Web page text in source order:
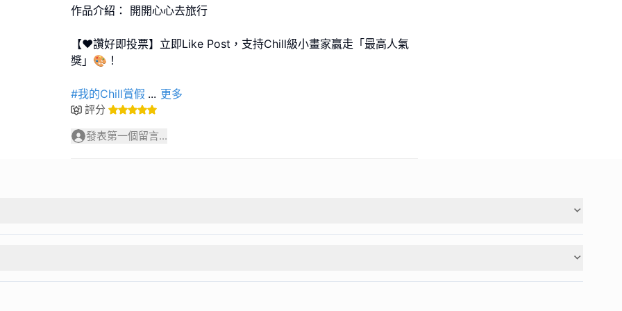
作品介紹： 開開心心去旅行
【❤️讚好即投票】立即Like Post，支持Chill級小畫家贏走「最高人氣
獎」🎨！
#我的Chill賞假 ... 更多
評分
發表第一個留言...